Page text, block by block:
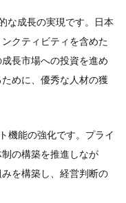
な成長の実現です。日本
クティビティを含めた
長市場への投資を進め
めに、優秀な人材の獲
機能の強化です。プライ
の構築を推進しなが
を構築し、経営判断の